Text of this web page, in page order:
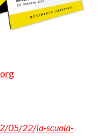
05/22/la-scuola-